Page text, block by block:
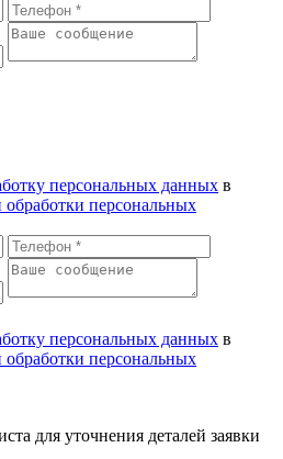
персональных данных в
персональных
персональных данных в
персональных
для уточнения деталей заявки